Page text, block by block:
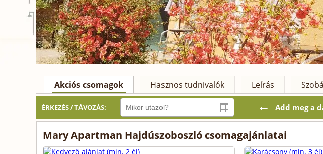
Akciós csomagok Hasznos tudnivalók Leírás
ÉRKEZÉS / TÁVOZÁS: ← Add meg a
Mary Apartman Hajdúszoboszló csomagajánlatai